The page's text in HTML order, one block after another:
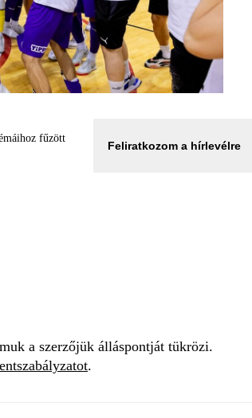
fűzött
Feliratkozom a hírlevélre
a szerzőjük álláspontját tükrözi.
.